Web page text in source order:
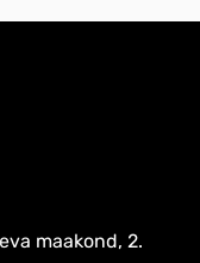
maakond, 2.